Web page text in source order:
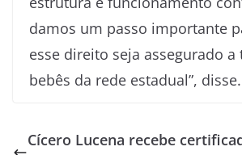
damos um passo importante
esse direito seja assegurado a
bebês da rede estadual”, disse.
Cícero Lucena recebe